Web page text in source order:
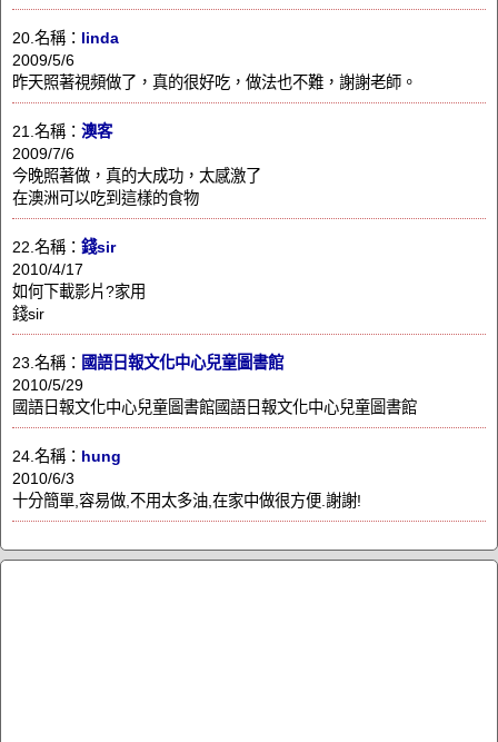
20.名稱： linda
2009/5/6
昨天照著視頻做了，真的很好吃，做法也不難，謝謝老師。
21.名稱： 澳客
2009/7/6
今晚照著做，真的大成功，太感激了
在澳洲可以吃到這樣的食物
22.名稱： 錢sir
2010/4/17
如何下載影片?家用
錢sir
23.名稱： 國語日報文化中心兒童圖書館
2010/5/29
國語日報文化中心兒童圖書館國語日報文化中心兒童圖書館
24.名稱： hung
2010/6/3
十分簡單,容易做,不用太多油,在家中做很方便.謝謝!